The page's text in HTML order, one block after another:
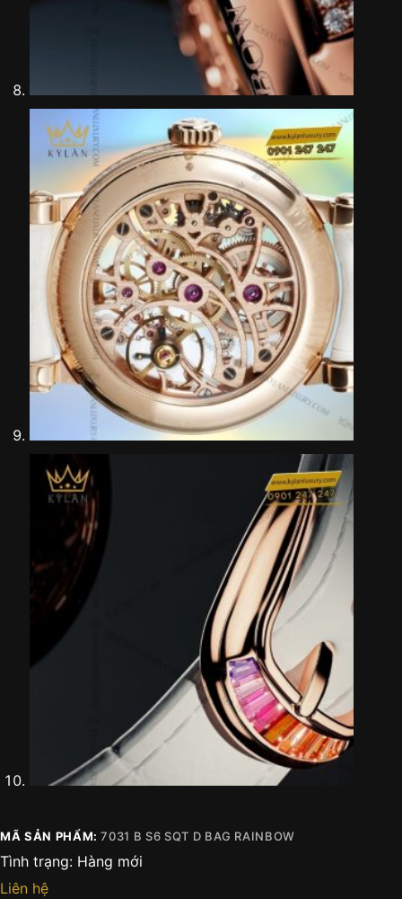
MÃ SẢN PHẨM:7031 B S6 SQT D BAG RAINBOW
Tình trạng: Hàng mới
Liên hệ